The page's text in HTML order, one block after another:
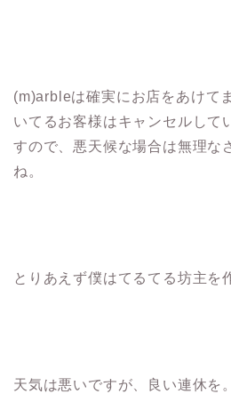
(m)arbleは確実にお店をあけて
いてるお客様はキャンセルして
すので、悪天候な場合は無理な
ね。
とりあえず僕はてるてる坊主を
天気は悪いですが、良い連休を。